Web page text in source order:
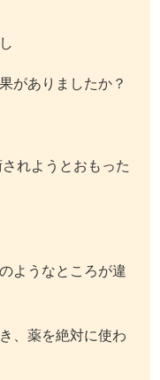
がありましたか？
れようとおもった
ようなところが違
、薬を絶対に使わ